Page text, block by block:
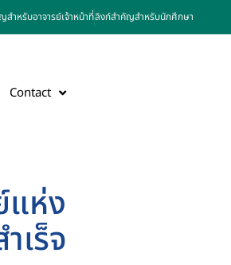
ำหรับอาจารย์เจ้าหน้าที่ลิงก์สำคัญสำหรับนักศึกษา
Contact
แห่ง
เร็จ